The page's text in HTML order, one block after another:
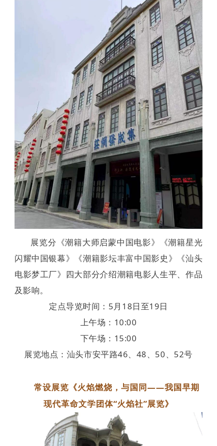
展览分《潮籍大师启蒙中国电影》《潮籍星光
闪耀中国银幕》《潮籍影坛丰富中国影史》《汕头
电影梦工厂》四大部分介绍潮籍电影人生平、作品
及影响。
定点导览时间：5月18日至19日
上午场：10:00
下午场：15:00
展览地点：汕头市安平路46、48、50、52号
常设展览《火焰燃烧，与国同——我国早期
现代革命文学团体“火焰社”展览》